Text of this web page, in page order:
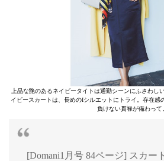
上品な艶のあるネイビータイトは通勤シーンにふさわし
イビースカートは、長めのIシルエットにトライ。存在感
負けない貫禄が備わって
[Domani1月号 84ページ] スカー